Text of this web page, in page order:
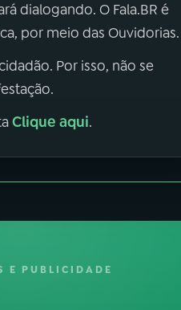
dialogando. O Fala.BR é
por meio das Ouvidorias.
Por isso, não se
Clique aqui.
E PUBLICIDADE